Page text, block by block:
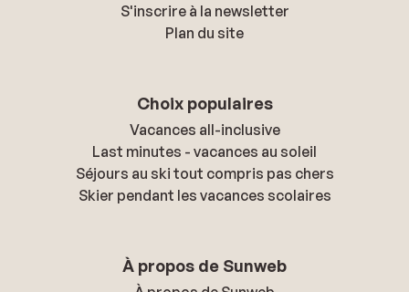
S'inscrire à la newsletter
Plan du site
Choix populaires
Vacances all-inclusive
Last minutes - vacances au soleil
Séjours au ski tout compris pas chers
Skier pendant les vacances scolaires
À propos de Sunweb